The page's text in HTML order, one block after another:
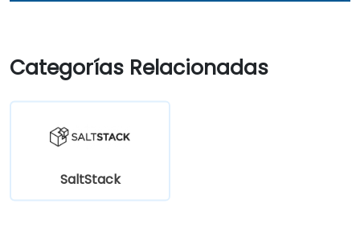
Categorías Relacionadas
SaltStack